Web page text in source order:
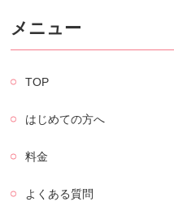
メニュー
TOP
はじめての方へ
料金
よくある質問